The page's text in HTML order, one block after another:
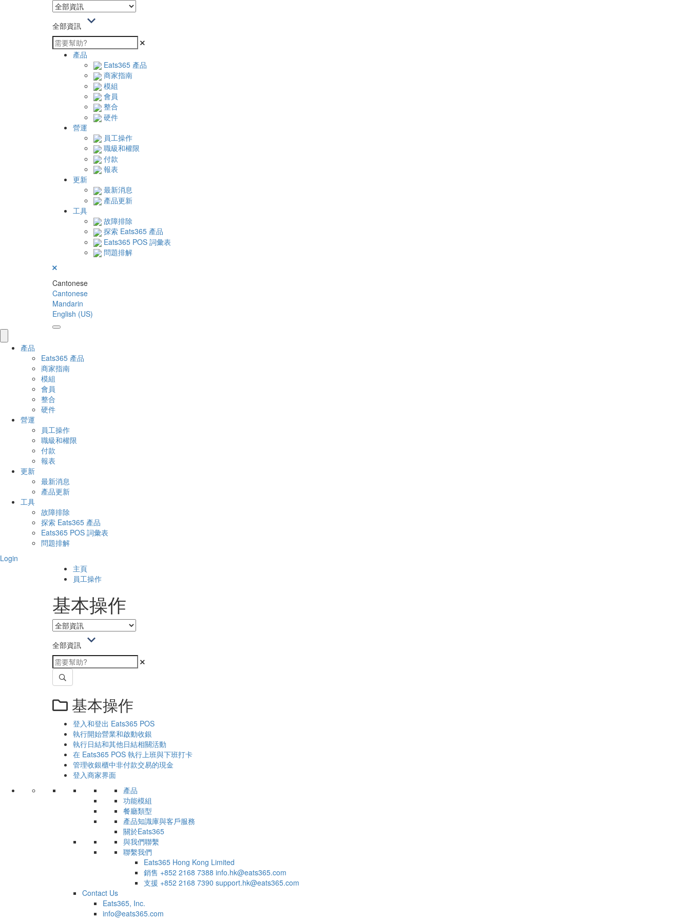
全部資訊
產品
Eats365 產品
商家指南
模組
會員
整合
硬件
營運
員工操作
職級和權限
付款
報表
更新
最新消息
產品更新
工具
故障排除
探索 Eats365 產品
Eats365 POS 詞彙表
問題排解
Cantonese
Cantonese
Mandarin
English (US)
產品
Eats365 產品
商家指南
模組
會員
整合
硬件
營運
員工操作
職級和權限
付款
報表
更新
最新消息
產品更新
工具
故障排除
探索 Eats365 產品
Eats365 POS 詞彙表
問題排解
Login
主頁
員工操作
基本操作
全部資訊
基本操作
登入和登出 Eats365 POS
執行開始營業和啟動收銀
執行日結和其他日結相關活動
在 Eats365 POS 執行上班與下班打卡
管理收銀櫃中非付款交易的現金
登入商家界面
產品
功能模組
餐廳類型
產品知識庫與客戶服務
關於Eats365
與我們聯繫
聯繫我們
Eats365 Hong Kong Limited
銷售 +852 2168 7388 info.hk@eats365.com
支援 +852 2168 7390 support.hk@eats365.com
Contact Us
Eats365, Inc.
info@eats365.com